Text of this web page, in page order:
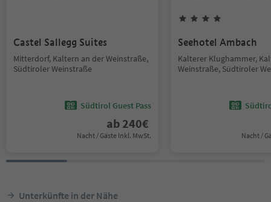
Castel Sallegg Suites
Mitterdorf, Kaltern an der Weinstraße,
Südtiroler Weinstraße
Südtirol Guest Pass
ab 240€
Nacht / Gäste Inkl. MwSt.
Seehotel Ambach
Kalterer Klughammer,
Weinstraße, Südtiroler
Nacht /
Unterkünfte in der Nähe